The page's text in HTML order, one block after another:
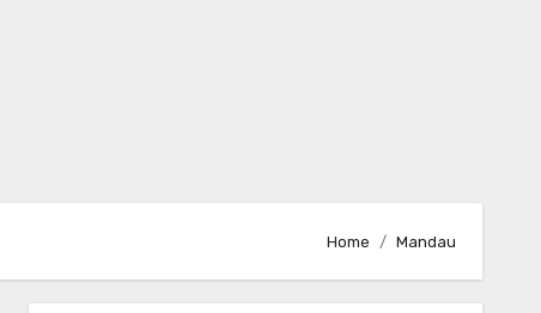
Home Mandau